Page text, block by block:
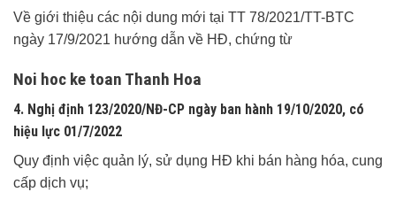
Về giới thiệu các nội dung mới tại TT 78/2021/TT-BTC
ngày 17/9/2021 hướng dẫn về HĐ, chứng từ
Noi hoc ke toan Thanh Hoa
4. Nghị định 123/2020/NĐ-CP ngày ban hành 19/10/2020, có
hiệu lực 01/7/2022
Quy định việc quản lý, sử dụng HĐ khi bán hàng hóa, cung
cấp dịch vụ;